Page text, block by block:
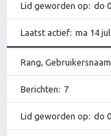
Lid geworden op do
Laatst actief ma 14
Rang, Gebruikersnaam
Berichten 7
Lid geworden op do